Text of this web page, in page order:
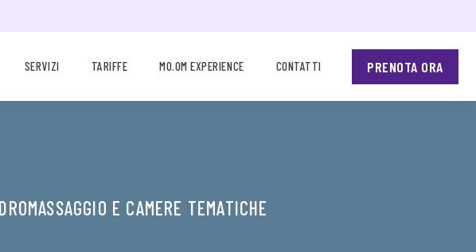
SERVIZI TARIFFE MO.OM EXPERIENCE CONTATTI PRENOTA ORA
E CAMERE TEMATICHE